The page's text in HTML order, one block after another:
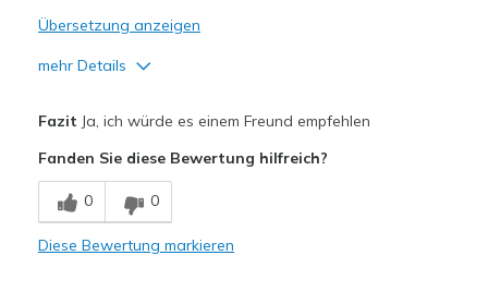
Übersetzung anzeigen
mehr Details
Comfortable
Durable
Fazit Ja, ich würde es einem Freund empfehlen
Fanden Sie diese Bewertung hilfreich?
0 0
Diese Bewertung markieren